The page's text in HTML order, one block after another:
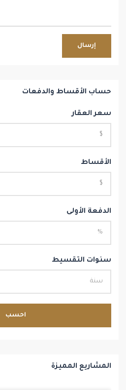
إرسال
حساب الأقساط والدفعات
سعر العقار
الأقساط
الدفعة الأولى
سنوات التقسيط
احسب
المشاريع المميزة